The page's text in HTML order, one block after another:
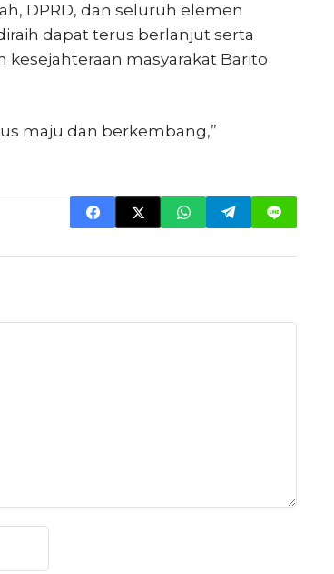
DPRD, dan seluruh elemen
dapat terus berlanjut serta
masyarakat Barito
maju dan berkembang,”